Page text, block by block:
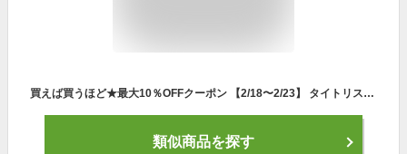
買えば買うほど★最大10％OFFクーポン 【2/18〜2/23】 タイトリスト プロV1X PRO V1X 23 ローナンバー (6665175914) 1ダース(12球入) ゴルフ 公認球 Titleist
類似商品を探す